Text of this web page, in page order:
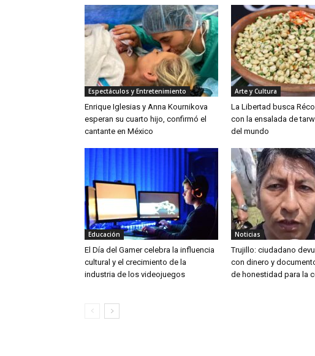
Espectáculos y Entretenimiento
Enrique Iglesias y Anna Kournikova
esperan su cuarto hijo, confirmó el
cantante en México
Arte y Cultura
La Libertad busca
con la ensalada de
del mundo
Educación
El Día del Gamer celebra la influencia
cultural y el crecimiento de la
industria de los videojuegos
Noticias
Trujillo: ciudadano
con dinero y
de honestidad para la